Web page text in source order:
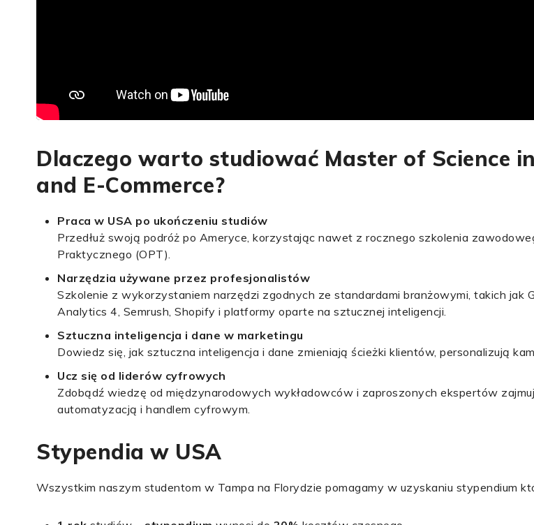
Dlaczego warto studiować Master of Science
and E-Commerce?
Praca w USA po ukończeniu studiów
Przedłuż swoją podróż po Ameryce, korzystając nawet z rocznego szkolenia
Praktycznego (OPT).
Narzędzia używane przez profesjonalistów
Szkolenie z wykorzystaniem narzędzi zgodnych ze standardami branżowymi, takich jak
Analytics 4, Semrush, Shopify i platformy oparte na sztucznej inteligencji.
Sztuczna inteligencja i dane w marketingu
Dowiedz się, jak sztuczna inteligencja i dane zmieniają ścieżki klientów, personalizują
Ucz się od liderów cyfrowych
Zdobądź wiedzę od międzynarodowych wykładowców i zaproszonych ekspertów
automatyzacją i handlem cyfrowym.
Stypendia w USA
Wszystkim naszym studentom w Tampa na Florydzie pomagamy w uzyskaniu stypendium